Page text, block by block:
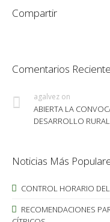
Compartir
Comentarios
agalvez on
ABIERTA LA
DESARROLLO
Noticias Más
CONTROL HORARIO
RECOMENDACIONES